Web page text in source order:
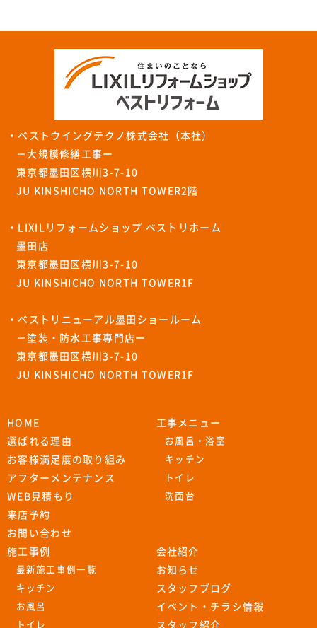
・ベストウイングテクノ株式会社（本社）
－大規模修繕工事ー
東京都墨田区横川3-7-10
JU KINSHICHO NORTH TOWER2階
・LIXILリフォームショップ ベストリホーム
墨田店
東京都墨田区横川3-7-10
JU KINSHICHO NORTH TOWER1F
・ベストリニューアル墨田ショールーム
－塗装・防水工事専門店ー
東京都墨田区横川3-7-10
JU KINSHICHO NORTH TOWER1F
HOME
選ばれる理由
お客様満足度の取り組み
アフターメンテナンス
WEB見積もり
来店予約
お問い合わせ
工事メニュー
お風呂・浴室
キッチン
トイレ
洗面台
施工事例
最新施工事例一覧
キッチン
お風呂
トイレ
会社紹介
お知らせ
スタッフブログ
イベント・チラシ情報
スタッフ紹介